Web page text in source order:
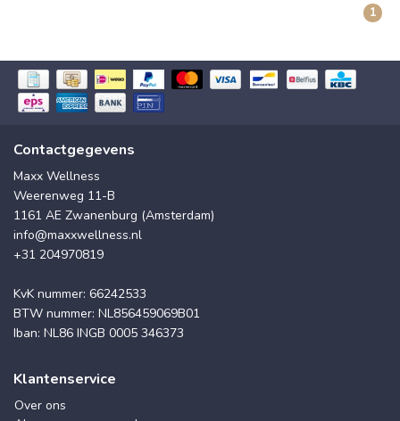
1
Contactgegevens
Maxx Wellness
Weerenweg 11-B
1161 AE Zwanenburg (Amsterdam)
info@maxxwellness.nl
+31 204970819
KvK nummer: 66242533
BTW nummer: NL856459069B01
Iban: NL86 INGB 0005 346373
Klantenservice
Over ons